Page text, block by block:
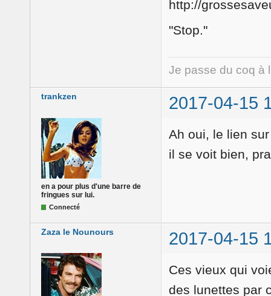
"Stop."
Je passe du coq à
trankzen 2017-04-15
en a pour plus d'une barre de
fringues sur lui.
Connecté
Ah oui, le lien
il se voit bien,
Zaza le Nounours 2017-04-15
Ces vieux qui
des lunettes par